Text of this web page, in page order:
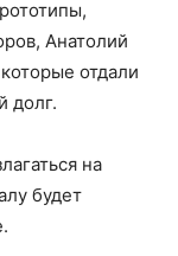
Анатолий
отдали
долг.
на
будет